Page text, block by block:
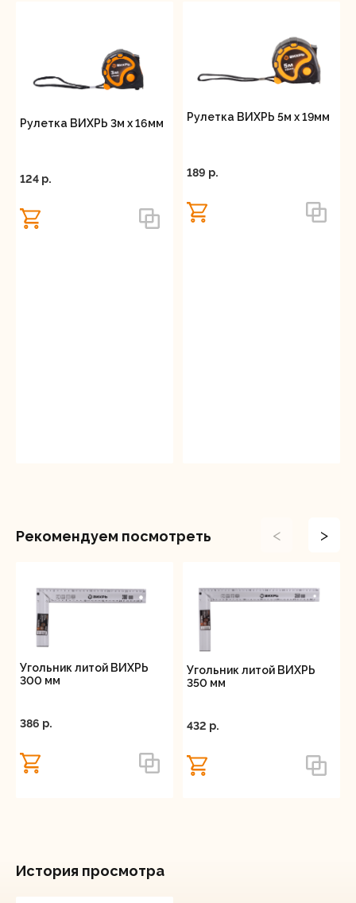
Рулетка ВИХРЬ 3м х 16мм
124 p.
Рулетка ВИХРЬ 5м х 19мм
189 p.
Рекомендуем посмотреть < >
Угольник литой ВИХРЬ
300 мм
386 p.
Угольник литой ВИХРЬ
350 мм
432 p.
История просмотра